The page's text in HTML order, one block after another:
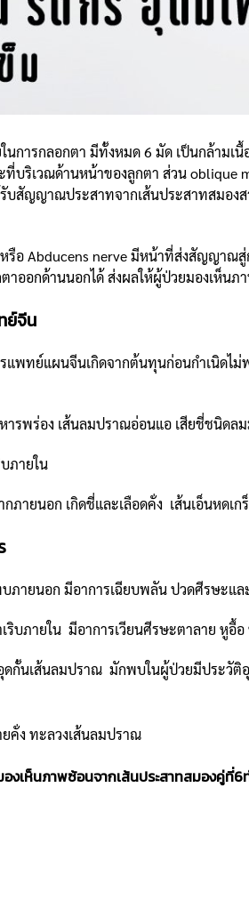
รกลอกตา มีทั้งหมด 6 มัด เป็นกล้ามเนื้อ
ที่บริเวณด้านหน้าของลูกตา ส่วน oblique
บสัญญาณประสาทจากเส้นประสาทสมอง
Abducens nerve มีหน้าที่ส่งสัญญาณสู่
าออกด้านนอกได้ ส่งผลให้ผู้ป่วยมองเห็
ย์จีน
ย์แผนจีนเกิดจากต้นทุนก่อนกำเนิดไม่พ
ร่อง เส้นลมปราณอ่อนแอ เสียชี่ชนิดลม
ายใน
ยนอก เกิดชี่และเลือดคั่ง เส้นเอ็นหดเก
อก มีอาการเฉียบพลัน ปวดศีรษะและด
ยใน มีอาการเวียนศีรษะตาลาย หูอื้อ ห
ส้นลมปราณ มักพบในผู้ป่วยมีประวัติอุบัติ
คั่ง ทะลวงเส้นลมปราณ
งเห็นภาพซ้อนจากเส้นประสาทสมองคู่ที่